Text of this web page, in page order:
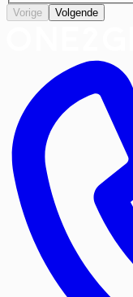
Vorige Volgende